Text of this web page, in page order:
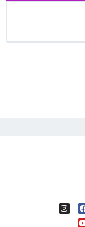
F
a
c
I
n
Y
o
u